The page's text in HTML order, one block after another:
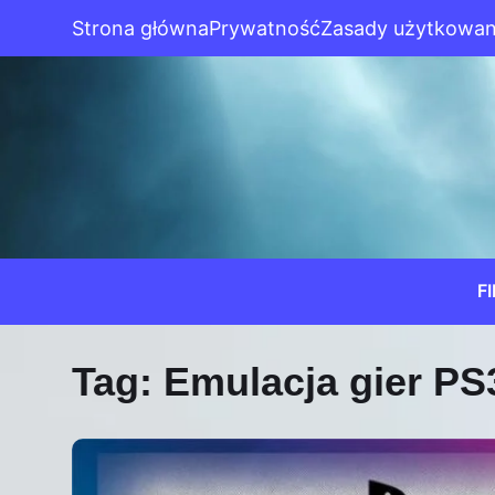
Strona głównaPrywatnośćZasady
Tag: Emulacja gier